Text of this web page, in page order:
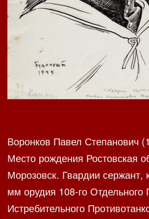
Воронков Павел Степанович
Место рождения Ростовская
Морозовск. Гвардии сержант,
мм орудия 108-го Отдельного
Истребительного